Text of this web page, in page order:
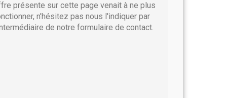
présente sur cette page venait à ne plus
n'hésitez pas nous l'indiquer par
de notre formulaire de contact.